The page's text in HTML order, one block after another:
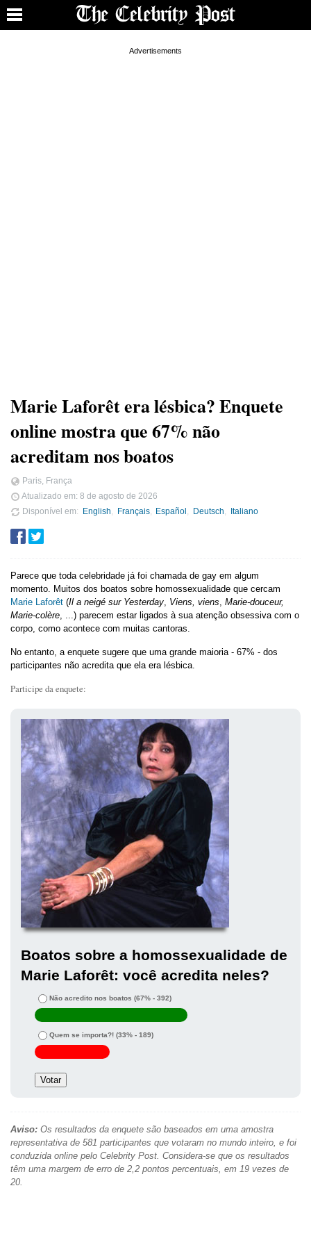
Marie Laforêt era lésbica? Enquete
online mostra que 67% não
acreditam nos boatos
Paris, França
Atualizado em: 8 de agosto de 2026
Disponível em
English Français Español Deutsch Italiano
Parece que toda celebridade já foi chamada de gay em algum
momento. Muitos dos boatos sobre homossexualidade que cercam
Marie Laforêt (Il a neigé sur Yesterday, Viens, viens, Marie-douceur,
Marie-colère, ...) parecem estar ligados à sua atenção obsessiva com o
corpo, como acontece com muitas cantoras.
No entanto, a enquete sugere que uma grande maioria - 67% - dos
participantes não acredita que ela era lésbica.
Participe da enquete:
Boatos sobre a homossexualidade de
Marie Laforêt: você acredita neles?
Não acredito nos boatos (67% - 392)
Quem se importa?! (33% - 189)
Aviso: Os resultados da enquete são baseados em uma amostra
representativa de 581 participantes que votaram no mundo inteiro, e foi
conduzida online pelo Celebrity Post. Considera-se que os resultados
têm uma margem de erro de 2,2 pontos percentuais, em 19 vezes de
20.